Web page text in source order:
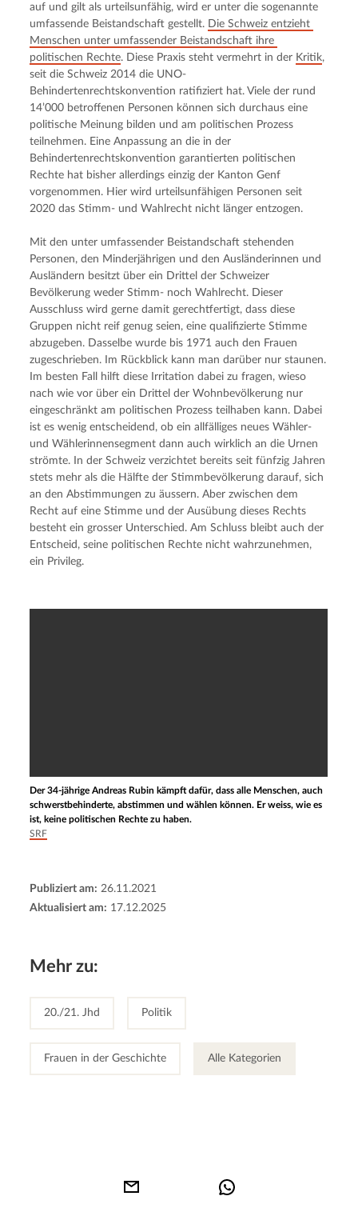
auf und gilt als urteilsunfähig, wird er unter die sogenannte
umfassende Beistandschaft gestellt. Die Schweiz entzieht
Menschen unter umfassender Beistandschaft ihre
politischen Rechte. Diese Praxis steht vermehrt in der Kritik,
seit die Schweiz 2014 die UNO-
Behindertenrechtskonvention ratifiziert hat. Viele der rund
14’000 betroffenen Personen können sich durchaus eine
politische Meinung bilden und am politischen Prozess
teilnehmen. Eine Anpassung an die in der
Behindertenrechtskonvention garantierten politischen
Rechte hat bisher allerdings einzig der Kanton Genf
vorgenommen. Hier wird urteilsunfähigen Personen seit
2020 das Stimm- und Wahlrecht nicht länger entzogen.
Mit den unter umfassender Beistandschaft stehenden
Personen, den Minderjährigen und den Ausländerinnen und
Ausländern besitzt über ein Drittel der Schweizer
Bevölkerung weder Stimm- noch Wahlrecht. Dieser
Ausschluss wird gerne damit gerechtfertigt, dass diese
Gruppen nicht reif genug seien, eine qualifizierte Stimme
abzugeben. Dasselbe wurde bis 1971 auch den Frauen
zugeschrieben. Im Rückblick kann man darüber nur staunen.
Im besten Fall hilft diese Irritation dabei zu fragen, wieso
nach wie vor über ein Drittel der Wohnbevölkerung nur
eingeschränkt am politischen Prozess teilhaben kann. Dabei
ist es wenig entscheidend, ob ein allfälliges neues Wähler-
und Wählerinnensegment dann auch wirklich an die Urnen
strömte. In der Schweiz verzichtet bereits seit fünfzig Jahren
stets mehr als die Hälfte der Stimmbevölkerung darauf, sich
an den Abstimmungen zu äussern. Aber zwischen dem
Recht auf eine Stimme und der Ausübung dieses Rechts
besteht ein grosser Unterschied. Am Schluss bleibt auch der
Entscheid, seine politischen Rechte nicht wahrzunehmen,
ein Privileg.
Der 34-jährige Andreas Rubin kämpft dafür, dass alle Menschen, auch
schwerstbehinderte, abstimmen und wählen können. Er weiss, wie es
ist, keine politischen Rechte zu haben.
SRF
Publiziert am: 26.11.2021
Aktualisiert am: 17.12.2025
Mehr zu:
20./21. Jhd Politik
Frauen in der Geschichte Alle Kategorien